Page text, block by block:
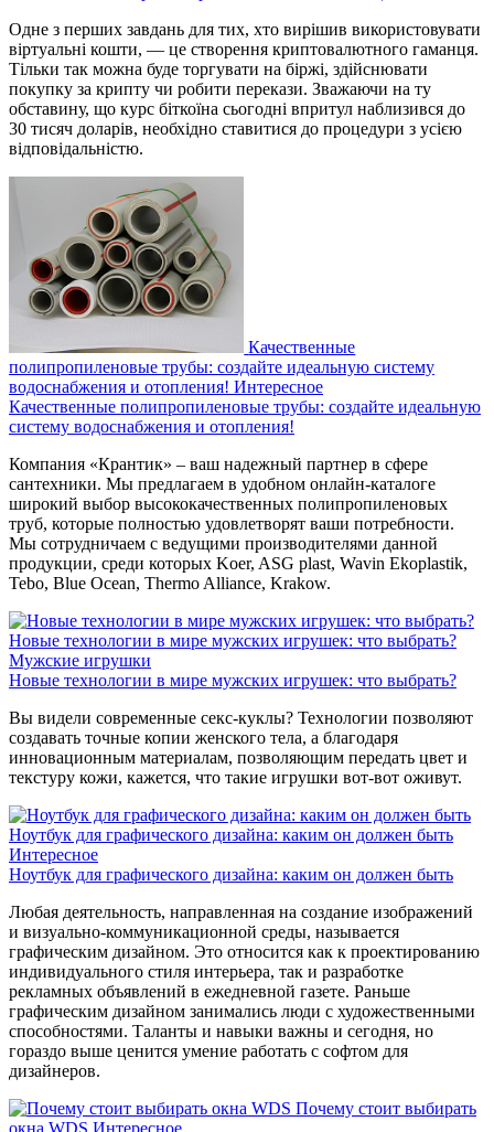
Одне з перших завдань для тих, хто вирішив використовувати
віртуальні кошти, — це створення криптовалютного гаманця.
Тільки так можна буде торгувати на біржі, здійснювати
покупку за крипту чи робити перекази. Зважаючи на ту
обставину, що курс біткоїна сьогодні впритул наблизився до
30 тисяч доларів, необхідно ставитися до процедури з усією
відповідальністю.
Качественные
полипропиленовые трубы: создайте идеальную систему
водоснабжения и отопления! Интересное
Качественные полипропиленовые трубы: создайте идеальную
систему водоснабжения и отопления!
Компания «Крантик» – ваш надежный партнер в сфере
сантехники. Мы предлагаем в удобном онлайн-каталоге
широкий выбор высококачественных полипропиленовых
труб, которые полностью удовлетворят ваши потребности.
Мы сотрудничаем с ведущими производителями данной
продукции, среди которых Koer, ASG plast, Wavin Ekoplastik,
Tebo, Blue Ocean, Thermo Alliance, Krakow.
Новые технологии в мире мужских игрушек: что выбрать?
Мужские игрушки
Новые технологии в мире мужских игрушек: что выбрать?
Вы видели современные секс-куклы? Технологии позволяют
создавать точные копии женского тела, а благодаря
инновационным материалам, позволяющим передать цвет и
текстуру кожи, кажется, что такие игрушки вот-вот оживут.
Ноутбук для графического дизайна: каким он должен быть
Интересное
Ноутбук для графического дизайна: каким он должен быть
Любая деятельность, направленная на создание изображений
и визуально-коммуникационной среды, называется
графическим дизайном. Это относится как к проектированию
индивидуального стиля интерьера, так и разработке
рекламных объявлений в ежедневной газете. Раньше
графическим дизайном занимались люди с художественными
способностями. Таланты и навыки важны и сегодня, но
гораздо выше ценится умение работать с софтом для
дизайнеров.
Почему стоит выбирать
окна WDS Интересное